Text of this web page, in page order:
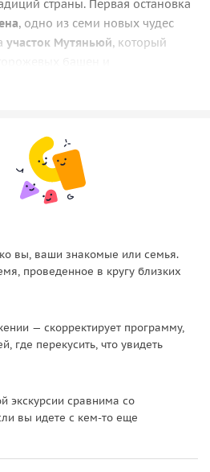
страны. Первая остановка
, одно из семи новых чудес
участок Мутяньюй, который
на фуникулёре позволит
роли сооружения, о
для древнего Китая.
и башням подарит
к великой истории.
в храм Юнхэгун —
и величественная, а
работой мастеров.
— прогулка по старым хутунам
вы, ваши знакомые или семья.
проведенное в кругу близких
— скорректирует программу,
где перекусить, что увидеть
экскурсии сравнима со
вы идете с кем-то еще